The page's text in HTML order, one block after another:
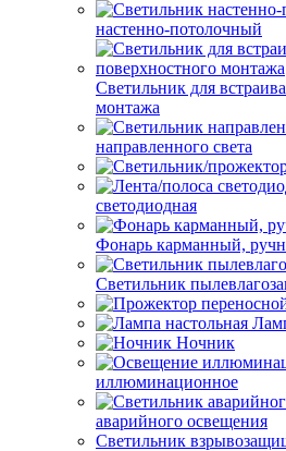
настенно-потолочный
Светильник для
монтажа
направленного света
светодиодная
Фонарь карманный,
Светильник
Ночник
иллюминационное
аварийного освещения
Светильник